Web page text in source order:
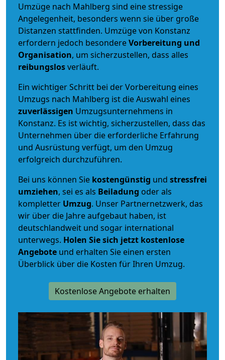
Umzüge nach Mahlberg sind eine stressige
Angelegenheit, besonders wenn sie über große
Distanzen stattfinden. Umzüge von Konstanz
erfordern jedoch besondereVorbereitung und
Organisation, um sicherzustellen, dass alles
reibungslosverläuft.
Ein wichtiger Schritt bei der Vorbereitung eines
Umzugs nach Mahlberg ist die Auswahl eines
zuverlässigen Umzugsunternehmens in
Konstanz. Es ist wichtig, sicherzustellen, dass das
Unternehmen über die erforderliche Erfahrung
und Ausrüstung verfügt, um den Umzug
erfolgreich durchzuführen.
Bei uns können Sie kostengünstig und stressfrei
umziehen, sei es als Beiladung oder als
kompletter Umzug. Unser Partnernetzwerk, das
wir über die Jahre aufgebaut haben, ist
deutschlandweit und sogar international
unterwegs. Holen Sie sich jetzt kostenlose
Angebote und erhalten Sie einen ersten
Überblick über die Kosten für Ihren Umzug.
Kostenlose Angebote erhalten